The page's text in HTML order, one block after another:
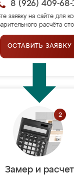
8 (926) 409-68-
заявку на сайте для
расчёта
ОСТАВИТЬ ЗАЯВКУ
Замер и расчет